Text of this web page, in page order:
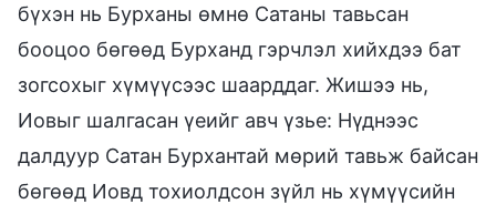
бүхэн нь Бурханы өмнө Сатаны тавьсан
бооцоо бөгөөд Бурханд гэрчлэл хийхдээ бат
зогсохыг хүмүүсээс шаарддаг. Жишээ нь,
Иовыг шалгасан үеийг авч үзье: Нүднээс
далдуур Сатан Бурхантай мөрий тавьж байсан
бөгөөд Иовд тохиолдсон зүйл нь хүмүүсийн